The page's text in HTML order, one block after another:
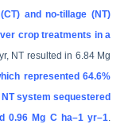
and no-tillage (NT)
crop treatments in a
NT resulted in 6.84 Mg
represented 64.6%
system sequestered
0.96 Mg C ha–1 yr–1.